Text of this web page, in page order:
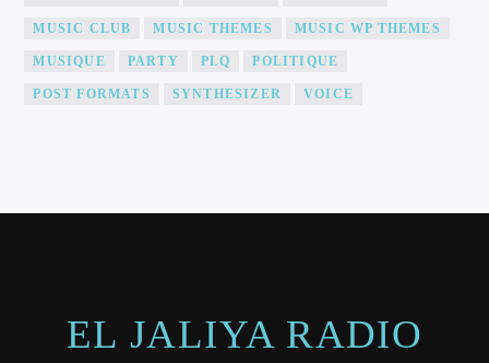
MUSIC CLUB MUSIC THEMES MUSIC WP THEMES
MUSIQUE PARTY PLQ POLITIQUE
POST FORMATS SYNTHESIZER VOICE
EL JALIYA RADIO